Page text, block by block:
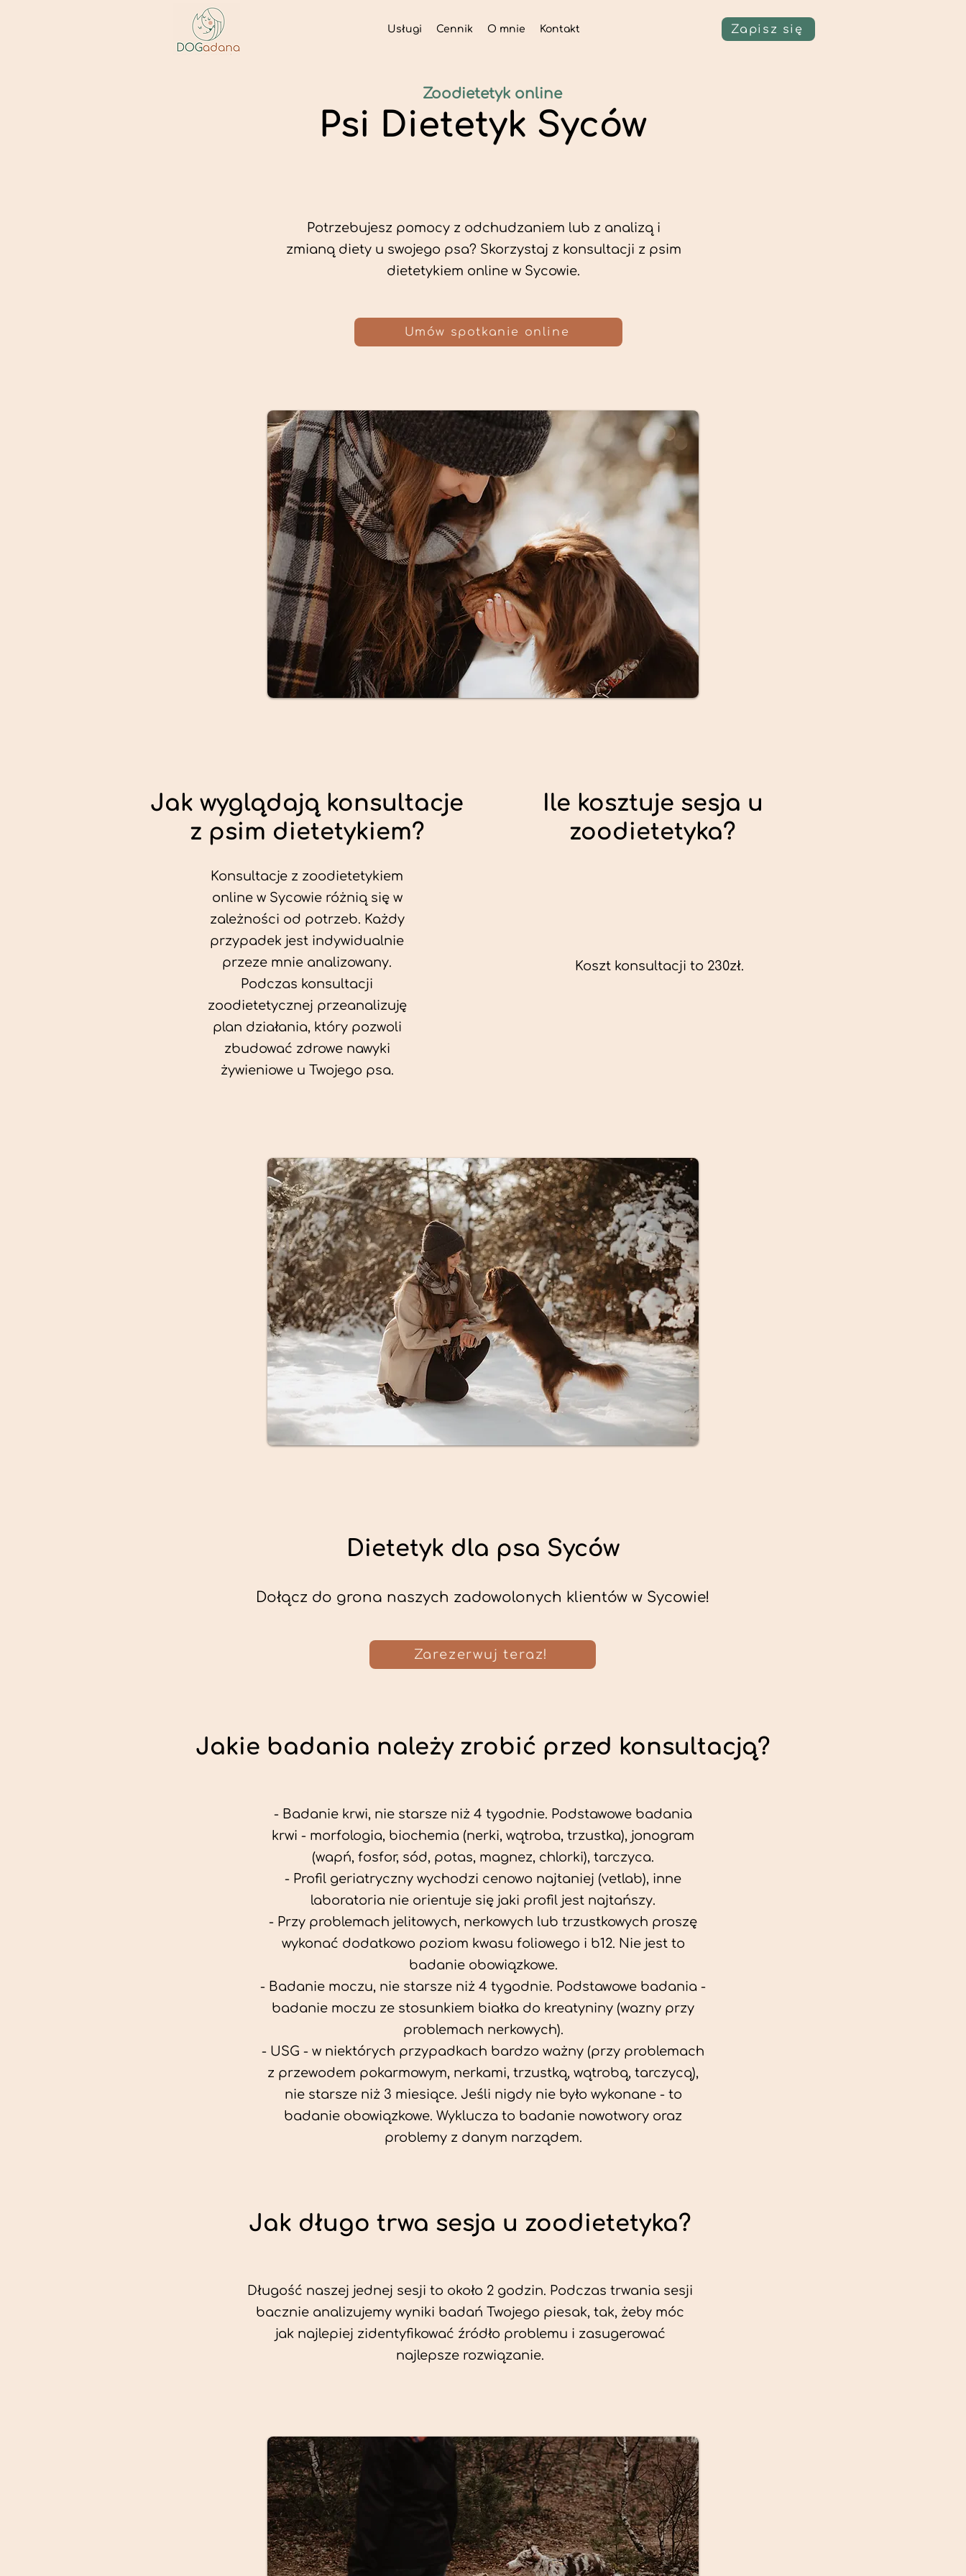
Usługi Cennik O mnie Kontakt Zapisz się
Psi Dietetyk Syców
Potrzebujesz pomocy z odchudzaniem lub z analizą i
zmianą diety u swojego psa? Skorzystaj z konsultacji z psim
dietetykiem online w Sycowie.
Zoodietetyk online
Umów spotkanie online
Jak wyglądają konsultacje
z psim dietetykiem?
Konsultacje z zoodietetykiem
online w Sycowie różnią się w
zależności od potrzeb. Każdy
przypadek jest indywidualnie
przeze mnie analizowany.
Podczas konsultacji
zoodietetycznej przeanalizuję
plan działania, który pozwoli
zbudować zdrowe nawyki
żywieniowe u Twojego psa.
Ile kosztuje sesja u
zoodietetyka?
Koszt konsultacji to 230zł.
Dietetyk dla psa Syców
Dołącz do grona naszych zadowolonych klientów w Sycowie!
Zarezerwuj teraz!
Jakie badania należy zrobić przed konsultacją?
- Badanie krwi, nie starsze niż 4 tygodnie. Podstawowe badania
krwi - morfologia, biochemia (nerki, wątroba, trzustka), jonogram
(wapń, fosfor, sód, potas, magnez, chlorki), tarczyca.
- Profil geriatryczny wychodzi cenowo najtaniej (vetlab), inne
laboratoria nie orientuje się jaki profil jest najtańszy.
- Przy problemach jelitowych, nerkowych lub trzustkowych proszę
wykonać dodatkowo poziom kwasu foliowego i b12. Nie jest to
badanie obowiązkowe.
- Badanie moczu, nie starsze niż 4 tygodnie. Podstawowe badania -
badanie moczu ze stosunkiem białka do kreatyniny (wazny przy
problemach nerkowych).
- USG - w niektórych przypadkach bardzo ważny (przy problemach
z przewodem pokarmowym, nerkami, trzustką, wątrobą, tarczycą),
nie starsze niż 3 miesiące. Jeśli nigdy nie było wykonane - to
badanie obowiązkowe. Wyklucza to badanie nowotwory oraz
problemy z danym narządem.
Jak długo trwa sesja u zoodietetyka?
Długość naszej jednej sesji to około 2 godzin. Podczas trwania sesji
bacznie analizujemy wyniki badań Twojego piesak, tak, żeby móc
jak najlepiej zidentyfikować źródło problemu i zasugerować
najlepsze rozwiązanie.